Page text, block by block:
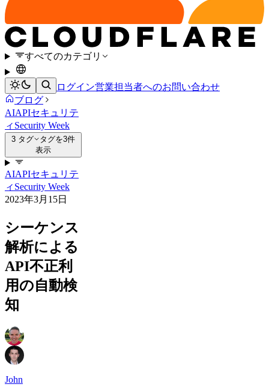
すべてのカテゴリ
ログイン営業担当者へのお問い合わせ
ブログ
AIAPIセキュリテ
ィ Security Week
3 タグ
タグを3件
表示
AIAPIセキュリテ
ィ Security Week
2023年3月15日
シーケンス
解析による
API不正利
用の自動検
知
John